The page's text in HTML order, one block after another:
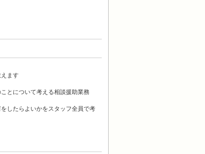
ます
とについて考える相談援助業務
したらよいかをスタッフ全員で考